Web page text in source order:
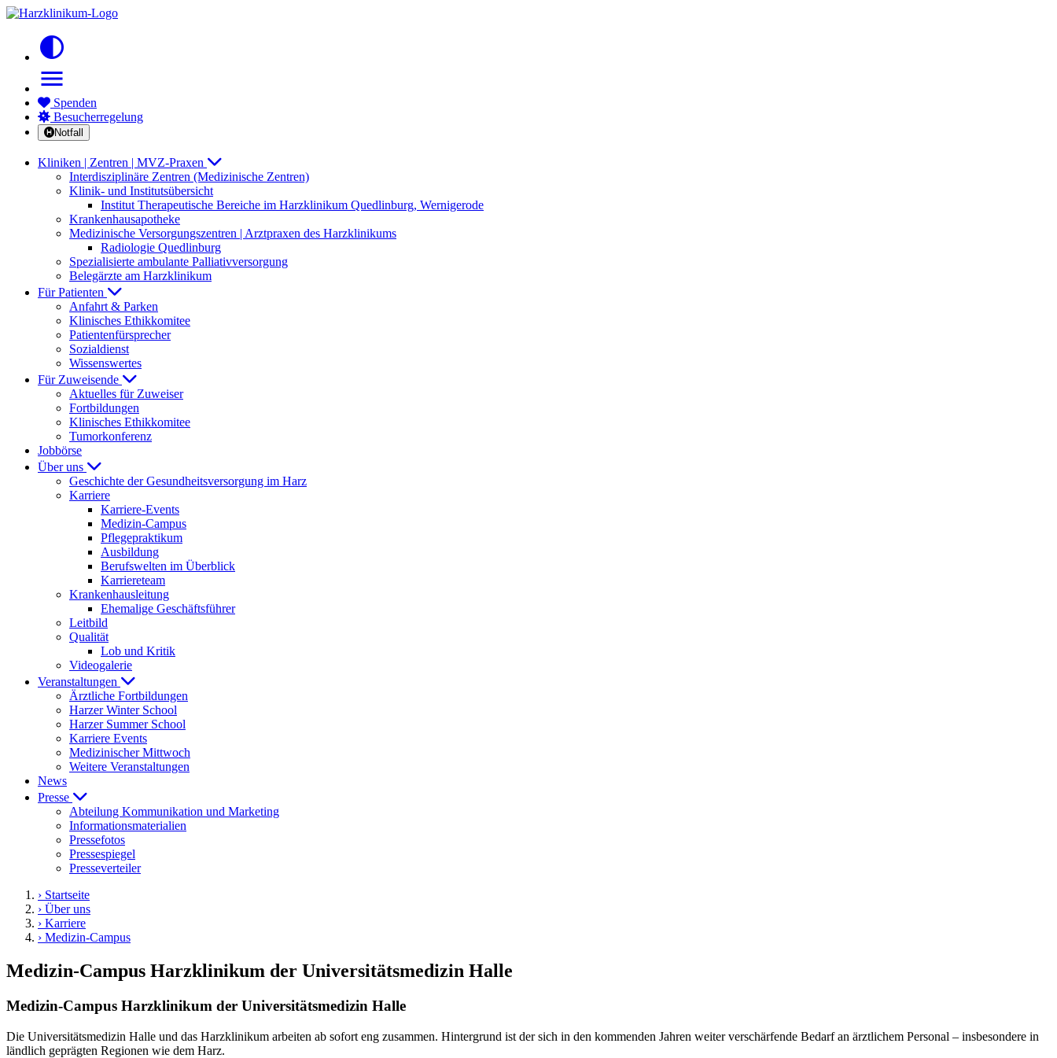
contrast
menu
Spenden
Besucherregelung
Notfall
Kliniken | Zentren | MVZ-Praxen
Interdisziplinäre Zentren (Medizinische Zentren)
Klinik- und Institutsübersicht
Institut Therapeutische Bereiche im Harzklinikum Quedlinburg, Wernigerode
Krankenhausapotheke
Medizinische Versorgungszentren | Arztpraxen des Harzklinikums
Radiologie Quedlinburg
Spezialisierte ambulante Palliativversorgung
Belegärzte am Harzklinikum
Für Patienten
Anfahrt & Parken
Klinisches Ethikkomitee
Patientenfürsprecher
Sozialdienst
Wissenswertes
Für Zuweisende
Aktuelles für Zuweiser
Fortbildungen
Klinisches Ethikkomitee
Tumorkonferenz
Jobbörse
Über uns
Geschichte der Gesundheitsversorgung im Harz
Karriere
Karriere-Events
Medizin-Campus
Pflegepraktikum
Ausbildung
Berufswelten im Überblick
Karriereteam
Krankenhausleitung
Ehemalige Geschäftsführer
Leitbild
Qualität
Lob und Kritik
Videogalerie
Veranstaltungen
Ärztliche Fortbildungen
Harzer Winter School
Harzer Summer School
Karriere Events
Medizinischer Mittwoch
Weitere Veranstaltungen
News
Presse
Abteilung Kommunikation und Marketing
Informationsmaterialien
Pressefotos
Pressespiegel
Presseverteiler
› Startseite
› Über uns
› Karriere
› Medizin-Campus
Medizin-Campus Harzklinikum der Universitätsmedizin Halle
Medizin-Campus Harzklinikum der Universitätsmedizin Halle
Die Universitätsmedizin Halle und das Harzklinikum arbeiten ab sofort eng zusammen. Hintergrund ist der sich in den kommenden Jahren weiter verschärfende Bedarf an ärztlichem Personal – insbesondere in
ländlich geprägten Regionen wie dem Harz.